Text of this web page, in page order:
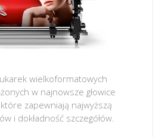
wielkoformatowych
w najnowsze głowice
zapewniają najwyższą
i dokładność szczegółów.